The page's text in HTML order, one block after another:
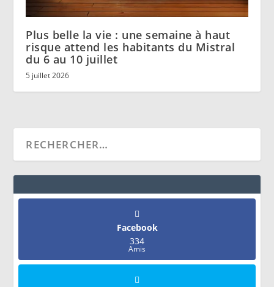
Plus belle la vie : une semaine à haut
risque attend les habitants du Mistral
du 6 au 10 juillet
5 juillet 2026
Facebook
334
Amis